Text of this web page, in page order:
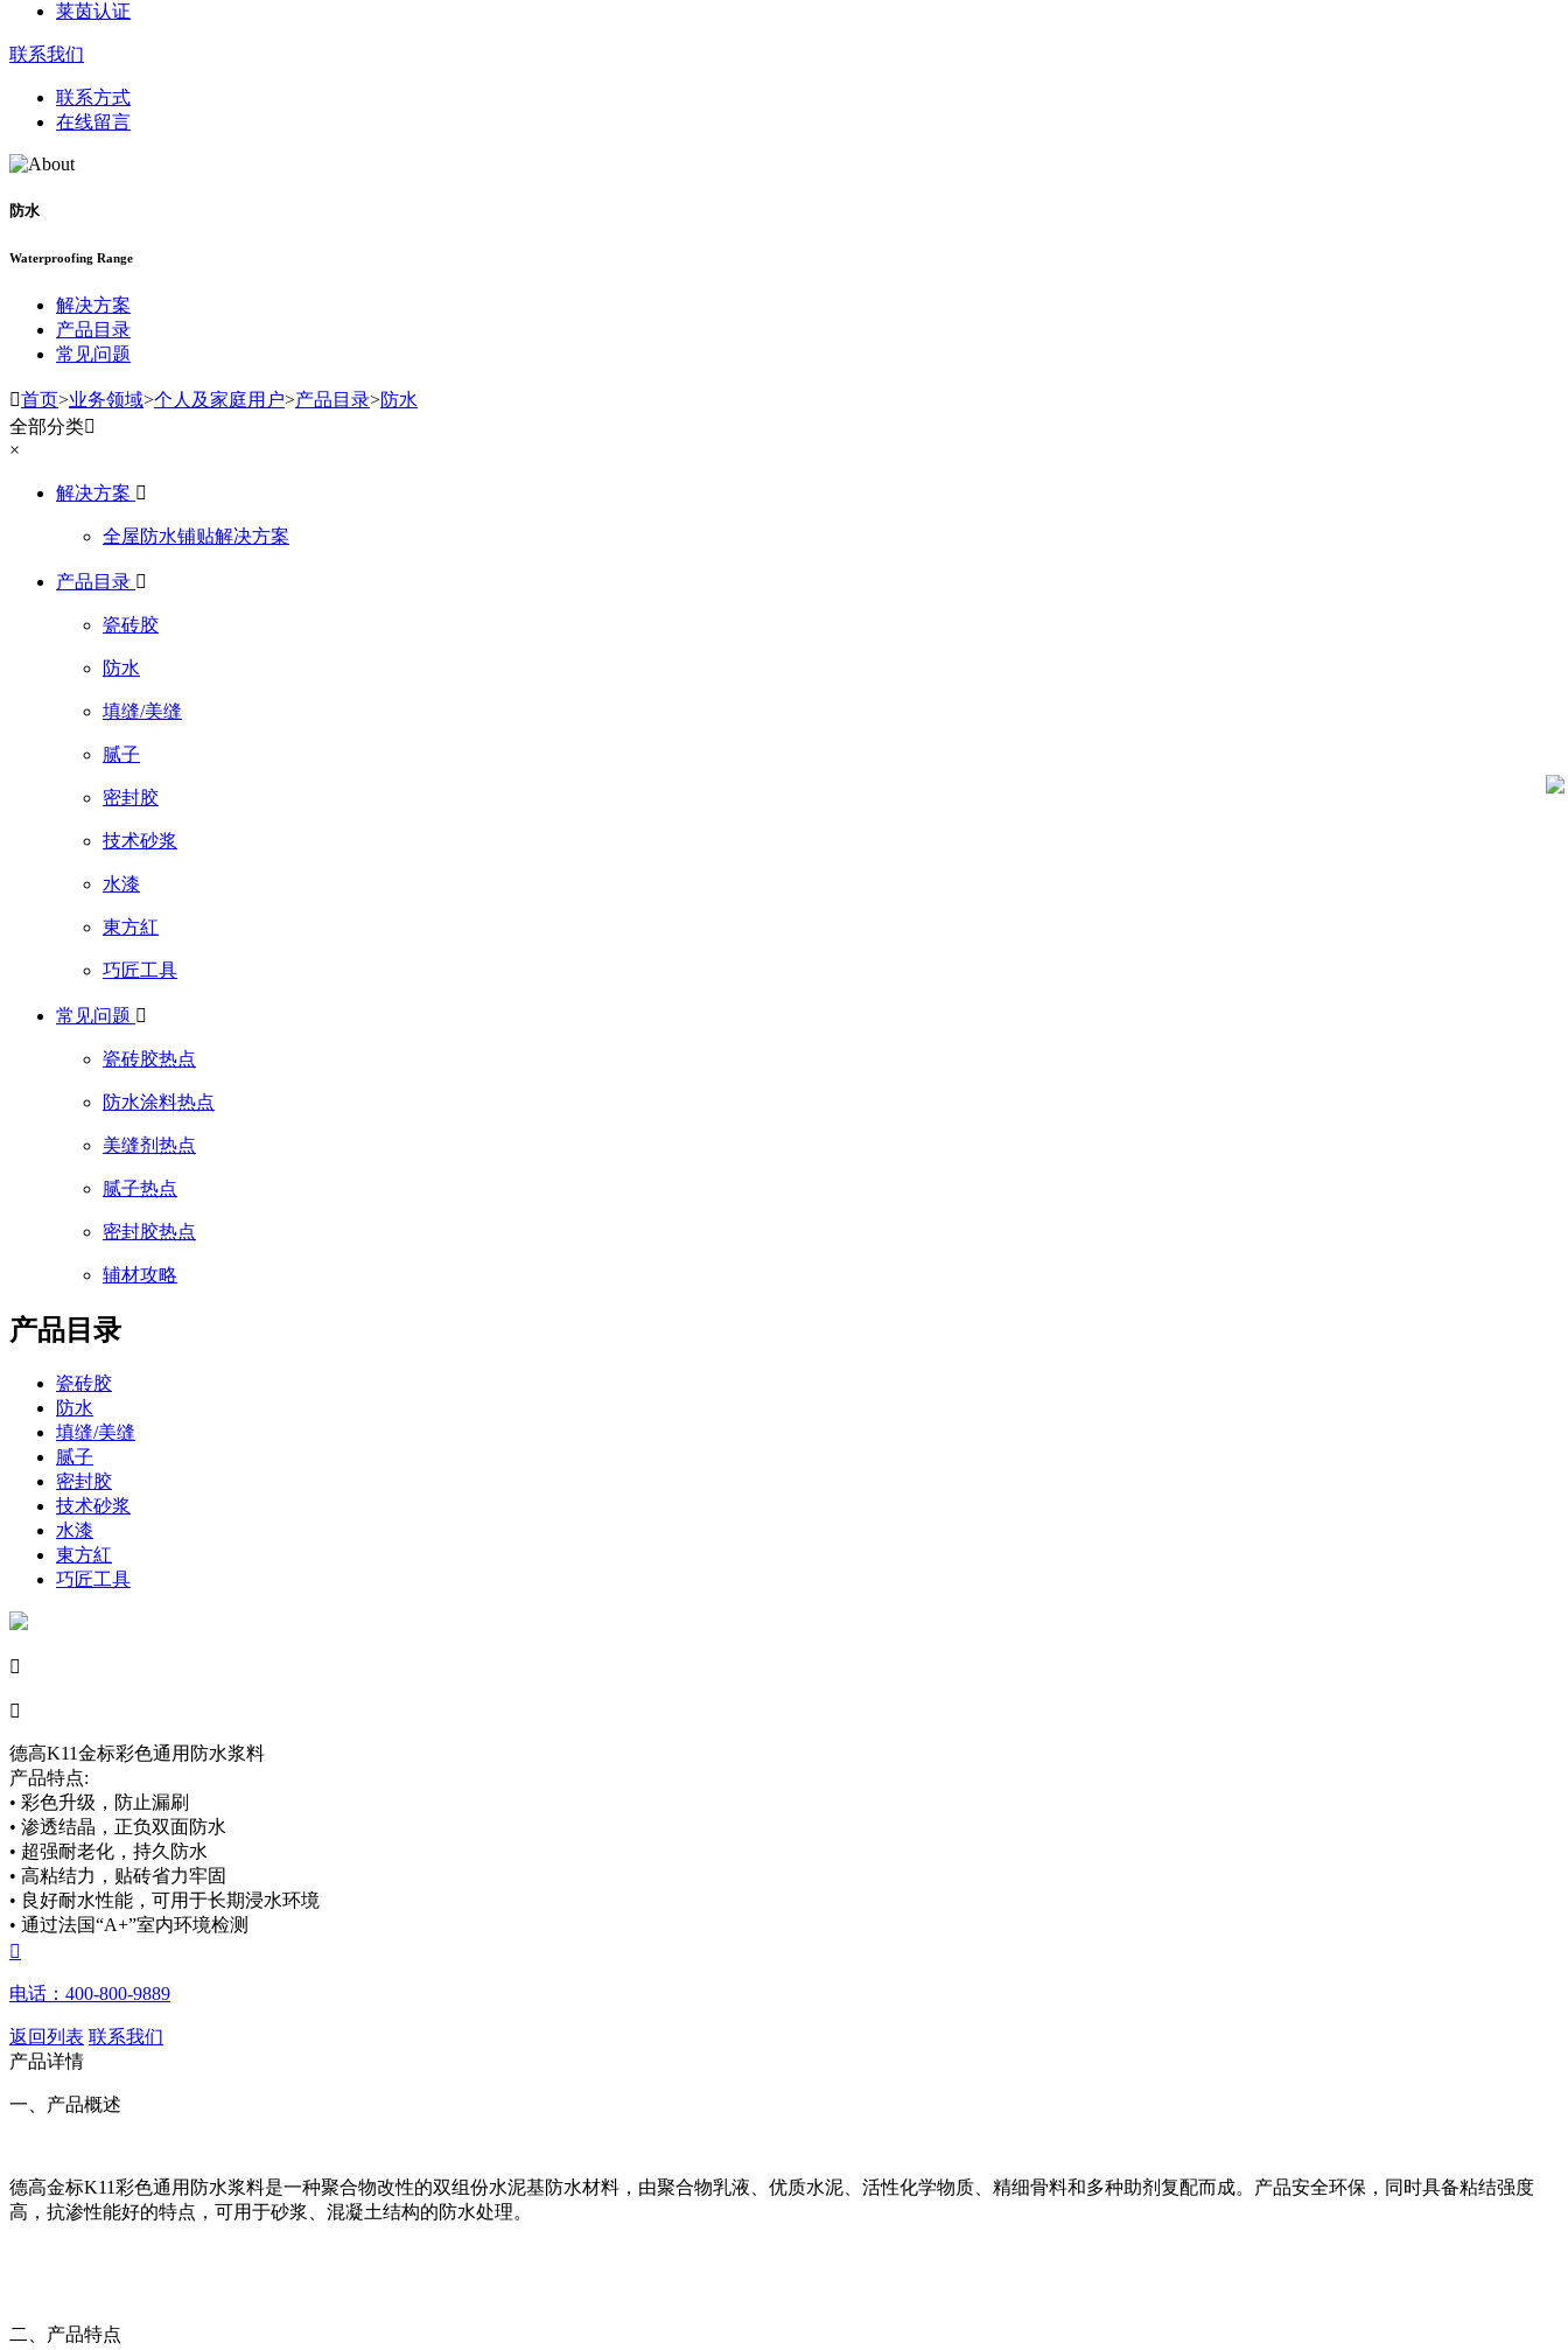
莱茵认证
联系我们
联系方式
在线留言
防水
Waterproofing Range
解决方案
产品目录
常见问题
首页>业务领域>个人及家庭用户>产品目录>防水
全部分类
×
解决方案 
全屋防水铺贴解决方案
产品目录 
瓷砖胶
防水
填缝/美缝
腻子
密封胶
技术砂浆
水漆
東方紅
巧匠工具
常见问题 
瓷砖胶热点
防水涂料热点
美缝剂热点
腻子热点
密封胶热点
辅材攻略
产品目录
瓷砖胶
防水
填缝/美缝
腻子
密封胶
技术砂浆
水漆
東方紅
巧匠工具


德高K11金标彩色通用防水浆料
产品特点:
• 彩色升级，防止漏刷
• 渗透结晶，正负双面防水
• 超强耐老化，持久防水
• 高粘结力，贴砖省力牢固
• 良好耐水性能，可用于长期浸水环境
• 通过法国“A+”室内环境检测

电话：400-800-9889
返回列表 联系我们
产品详情
一、产品概述
德高金标K11彩色通用防水浆料是一种聚合物改性的双组份水泥基防水材料，由聚合物乳液、优质水泥、活性化学物质、精细骨料和多种助剂复配而成。产品安全环保，同时具备粘结强度
高，抗渗性能好的特点，可用于砂浆、混凝土结构的防水处理。
二、产品特点